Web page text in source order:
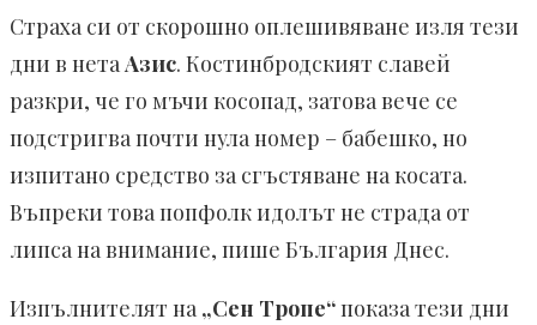
Страха си от скорошно оплешивяване изля тези
дни в нетаАзис. Костинбродският славей
разкри, че го мъчи косопад, затова вече се
подстригва почти нула номер – бабешко, но
изпитано средство за сгъстяване на косата.
Въпреки това попфолк идолът не страда от
липса на внимание, пише България Днес.
Изпълнителят на „Сен Тропе“показа тези дни